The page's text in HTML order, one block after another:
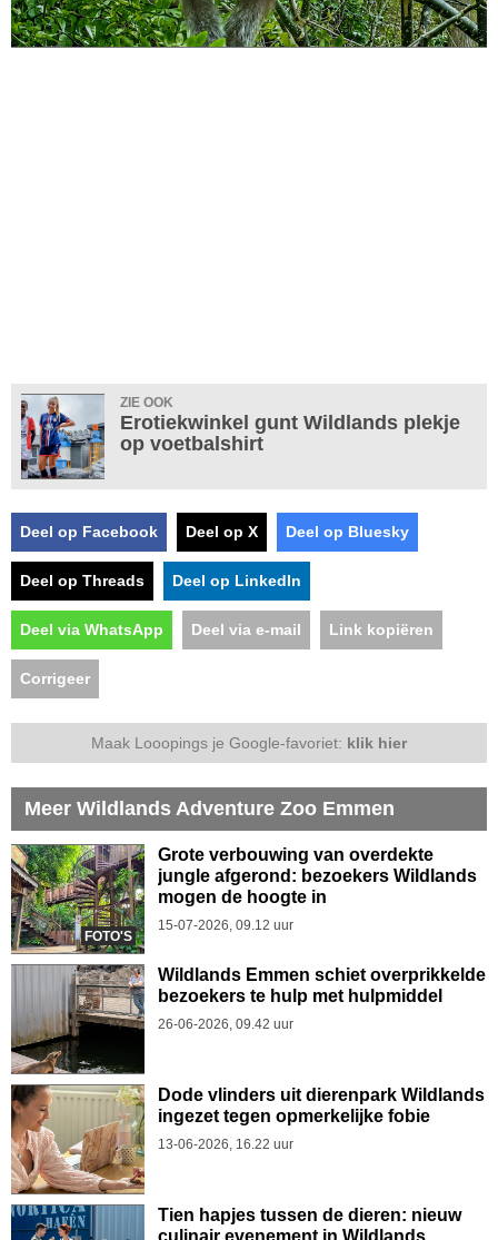
ZIE OOK
Erotiekwinkel gunt Wildlands plekje
op voetbalshirt
Deel op Facebook Deel op X Deel op Bluesky
Deel op Threads Deel op LinkedIn
Deel via WhatsApp Deel via e-mail Link kopiëren
Corrigeer
Maak Looopings je Google-favoriet: klik hier
Meer Wildlands Adventure Zoo Emmen
FOTO'S
Grote verbouwing van overdekte
jungle afgerond: bezoekers Wildlands
mogen de hoogte in
15-07-2026, 09.12 uur
Wildlands Emmen schiet overprikkelde
bezoekers te hulp met hulpmiddel
26-06-2026, 09.42 uur
Dode vlinders uit dierenpark Wildlands
ingezet tegen opmerkelijke fobie
13-06-2026, 16.22 uur
Tien hapjes tussen de dieren: nieuw
culinair evenement in Wildlands